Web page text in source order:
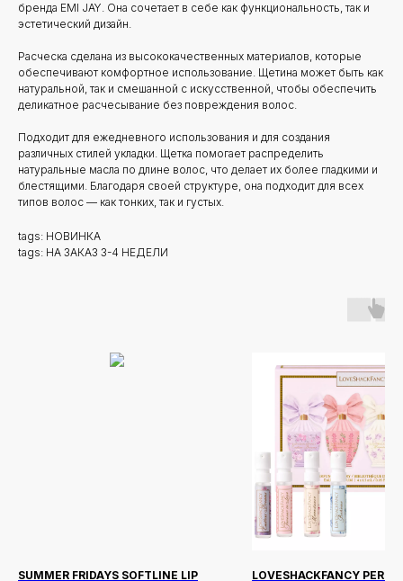
бренда EMI JAY. Она сочетает в себе как функциональность, так и
эстетический дизайн.
Расческа сделана из высококачественных материалов, которые
обеспечивают комфортное использование. Щетина может быть как
натуральной, так и смешанной с искусственной, чтобы обеспечить
деликатное расчесывание без повреждения волос.
Подходит для ежедневного использования и для создания
различных стилей укладки. Щетка помогает распределить
натуральные масла по длине волос, что делает их более гладкими и
блестящими. Благодаря своей структуре, она подходит для всех
типов волос — как тонких, так и густых.
tags: НОВИНКА
tags: НА ЗАКАЗ 3-4 НЕДЕЛИ
SUMMER FRIDAYS SOFTLINE LIP
LOVESHACKFANCY